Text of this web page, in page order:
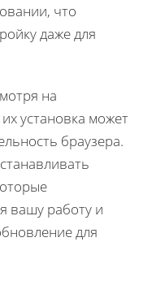
что
даже для
на
установка может
браузера.
вашу работу и
для